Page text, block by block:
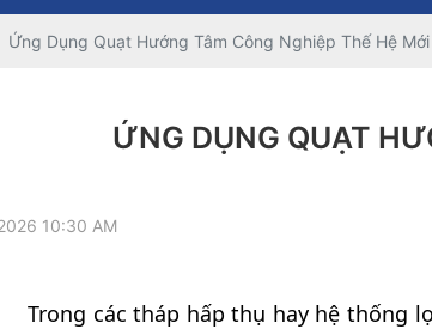
Ứng Dụng Quạt Hướng Tâm Công Nghiệp Thế Hệ Mới
ỨNG DỤNG QUẠT
10:30 AM
Trong các tháp hấp thụ hay hệ thống